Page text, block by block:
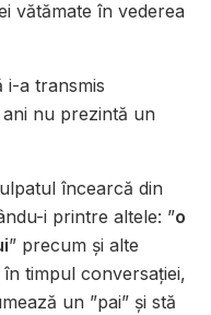
vătămate în vederea
i-a transmis
nu prezintă un
încearcă din
i printre altele: ”o
” precum și alte
timpul conversației,
un ”pai” și stă